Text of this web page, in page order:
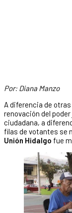
Por: Diana Manzo
A diferencia de otras
renovación del
ciudadana, a
filas de votantes se
Unión Hidalgo fue